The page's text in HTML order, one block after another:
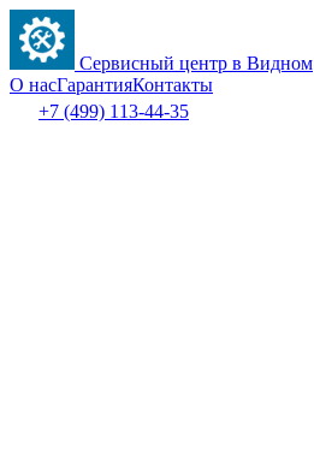
Сервисный центр в Видном
О насГарантияКонтакты
+7 (499) 113-44-35